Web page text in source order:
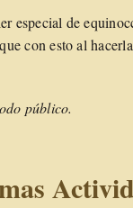
especial de
con esto al
público.